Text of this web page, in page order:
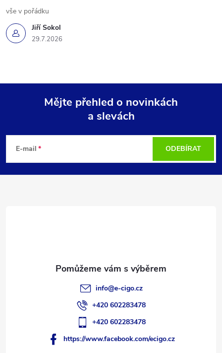
Jiří Sokol
29.7.2026
vše v pořádku
p
Mějte přehled o novinkách
a slevách
E-mail ODEBÍRAT
info@e-cigo.cz
+420 602283478
+420 602283478
https://www.facebook.com/ecigo.cz